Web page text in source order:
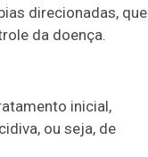
direcionadas, que
da doença.
inicial,
ou seja, de